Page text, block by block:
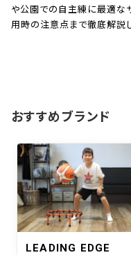
や公園での自主練に最適な
用時の注意点まで徹底解説し
おすすめブランド
LEADING EDGE